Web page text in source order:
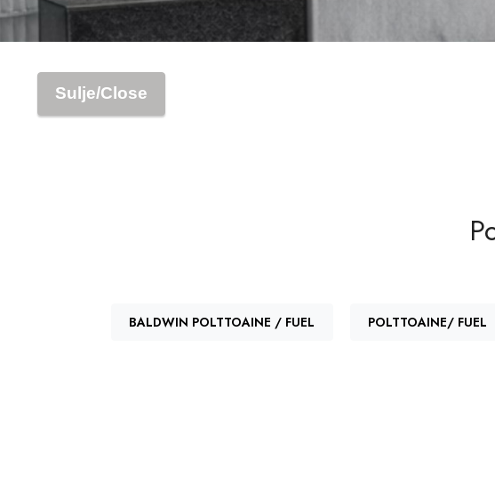
Sulje/Close
BALDWIN POLTTOAINE / FUEL POLTTOAINE/ FUEL